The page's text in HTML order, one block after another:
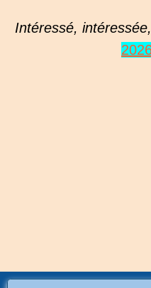
Intéressé,